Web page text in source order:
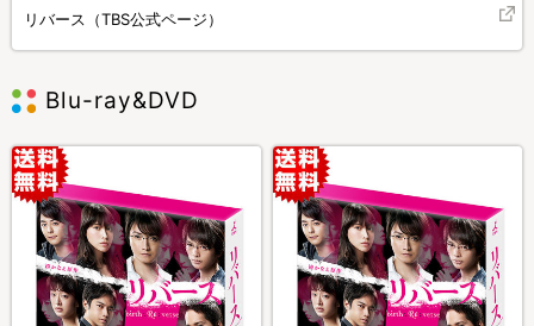
リバース（TBS公式ページ）
Blu-ray&DVD